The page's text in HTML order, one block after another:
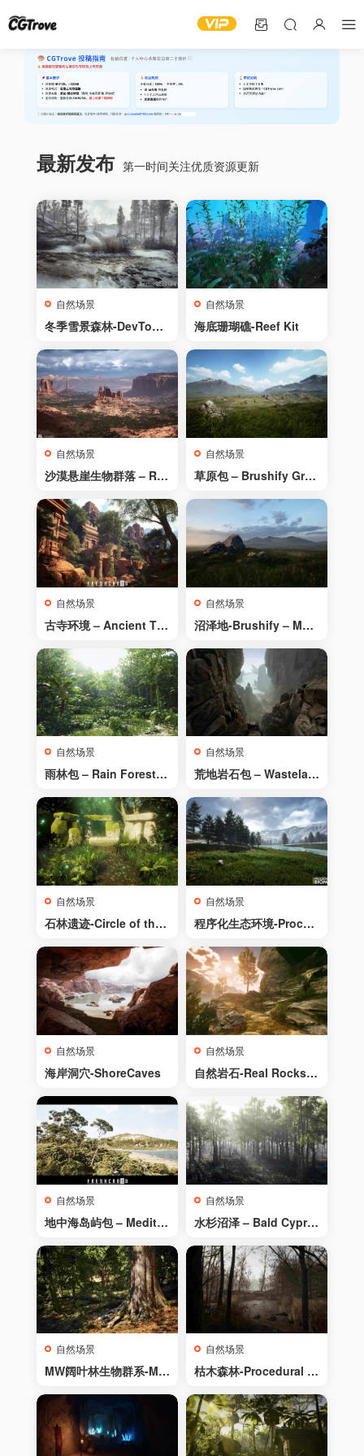
最新发布 第一时间关注优质资源更新
自然场景
冬季雪景森林-DevTon
自然场景
海底珊瑚礁-Reef Kit
自然场景
沙漠悬崖生物群落 – RB
Cliffs Biome – Monum
ent Valley (Trees, Gras
s, Forest)
自然场景
草原包 – Brushify Gras
自然场景
古寺环境 – Ancient Te
自然场景
沼泽地-Brushify – Moo
自然场景
雨林包 – Rain Forest P
自然场景
荒地岩石包 – Wastelan
自然场景
石林遗迹-Circle of the
自然场景
程序化生态环境-Proced
自然场景
海岸洞穴-ShoreCaves
自然场景
自然岩石-Real Rocks a
自然场景
地中海岛屿包 – Mediter
自然场景
水杉沼泽 – Bald Cypre
自然场景
MW阔叶林生物群系-MW
Biome v4.0.7
自然场景
枯木森林-Procedural F